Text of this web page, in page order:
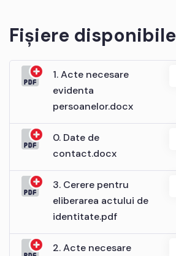
Fișiere disponibile
1. Acte necesare
evidenta
persoanelor.docx
0. Date de
contact.docx
3. Cerere pentru
eliberarea actului de
identitate.pdf
2. Acte necesare